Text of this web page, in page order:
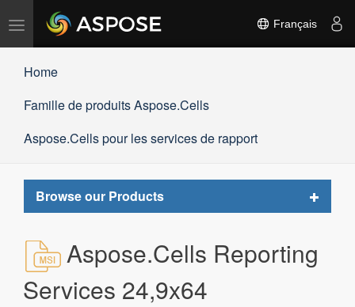
Basculer
Français
Home
Famille de produits Aspose.Cells
Aspose.Cells pour les services de rapport
Browse our Products
Toggle
Aspose.Cells Reporting
Services 24,9x64